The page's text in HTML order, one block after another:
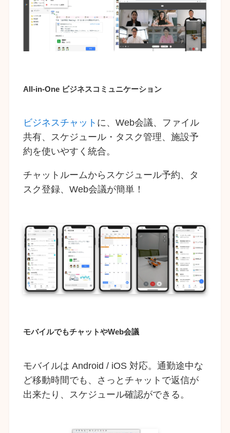
All-in-One ビジネスコミュニケーション
ビジネスチャット に、Web会議、ファイル
共有、スケジュール・タスク管理、施設予
約を使いやすく統合。
チャットルームからスケジュール予約、タ
スク登録、Web会議が簡単！
モバイルでもチャットやWeb会議
モバイルは Android / iOS 対応。通勤途中な
ど移動時間でも、さっとチャットで返信が
出来たり、スケジュール確認ができる。